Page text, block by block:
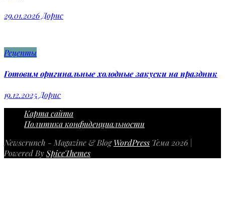
29.01.2026 Дорис
Рецепты
Готовим оригинальные холодные закуски на праздник
19.12.2025Дорис
Карта сайта
Политика конфиденциальности
Newscrunch - Magazine & BlogWordPress Тема 2026 |
Powered BySpiceThemes